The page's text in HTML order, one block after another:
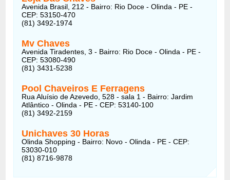
Avenida Brasil, 212 - Bairro: Rio Doce - Olinda - PE -
CEP: 53150-470
(81) 3492-1974
Mv Chaves
Avenida Tiradentes, 3 - Bairro: Rio Doce - Olinda - PE -
CEP: 53080-490
(81) 3431-5238
Pool Chaveiros E Ferragens
Rua Aluísio de Azevedo, 528 - sala 1 - Bairro: Jardim
Atlântico - Olinda - PE - CEP: 53140-100
(81) 3492-2159
Unichaves 30 Horas
Olinda Shopping - Bairro: Novo - Olinda - PE - CEP:
53030-010
(81) 8716-9878